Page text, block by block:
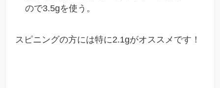
ので3.5gを使う。
スピニングの方には特に2.1gがオススメです！